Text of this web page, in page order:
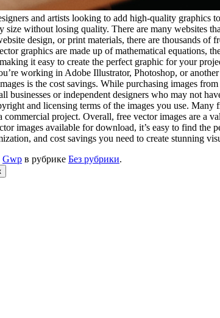
and artists looking to add high-quality
size without losing quality. There are many
design, or print materials, there are thousands
graphics are made up of mathematical equations,
it easy to create the perfect graphic for your
working in Adobe Illustrator, Photoshop, or
is the cost savings. While purchasing images
businesses or independent designers who may not
and licensing terms of the images you use.
commercial project. Overall, free vector images are
images available for download, it’s easy to find
and cost savings you need to create stunning
Gwp в рубрике Без рубрики.